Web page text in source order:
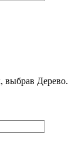
выбрав Дерево.